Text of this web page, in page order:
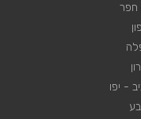
חפר
- יפו